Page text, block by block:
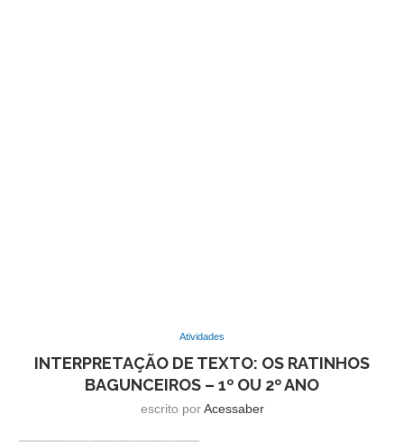
Atividades
INTERPRETAÇÃO DE TEXTO: OS RATINHOS
BAGUNCEIROS – 1º OU 2º ANO
escrito porAcessaber